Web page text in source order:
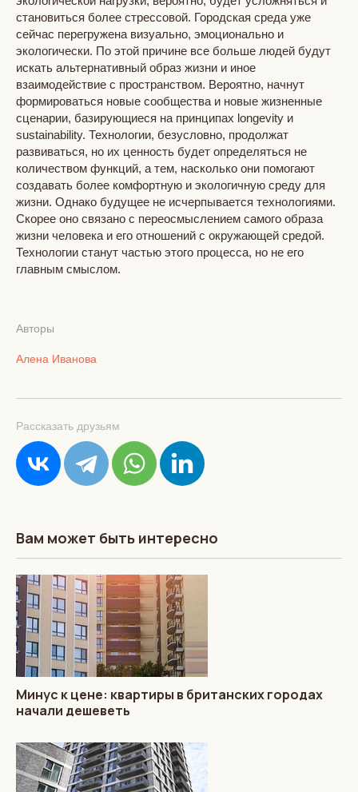
становиться более стрессовой. Городская среда уже
сейчас перегружена визуально, эмоционально и
экологически. По этой причине все больше людей будут
искать альтернативный образ жизни и иное
взаимодействие с пространством. Вероятно, начнут
формироваться новые сообщества и новые жизненные
сценарии, базирующиеся на принципах longevity и
sustainability. Технологии, безусловно, продолжат
развиваться, но их ценность будет определяться не
количеством функций, а тем, насколько они помогают
создавать более комфортную и экологичную среду для
жизни. Однако будущее не исчерпывается технологиями.
Скорее оно связано с переосмыслением самого образа
жизни человека и его отношений с окружающей средой.
Технологии станут частью этого процесса, но не его
главным смыслом.
Авторы
Алена Иванова
Рассказать друзьям
Вам может быть интересно
Минус к цене: квартиры в британских городах
начали дешеветь